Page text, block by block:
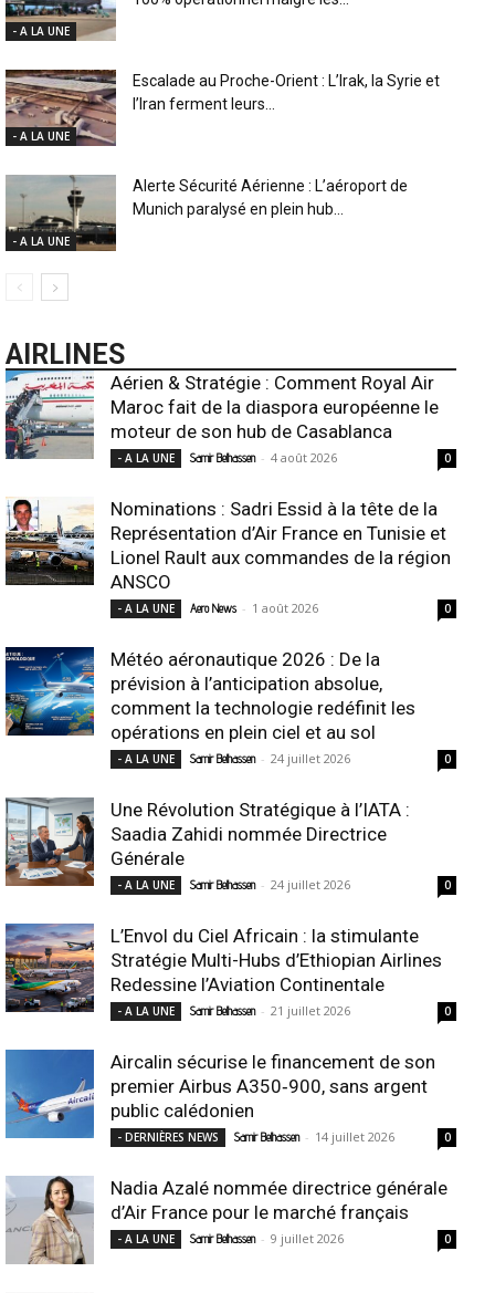
- A LA UNE
- A LA UNE
Escalade au Proche-Orient : L’Irak, la Syrie et
l’Iran ferment leurs...
- A LA UNE
Alerte Sécurité Aérienne : L’aéroport de
Munich paralysé en plein hub...
AIRLINES
Aérien & Stratégie : Comment Royal Air
Maroc fait de la diaspora européenne le
moteur de son hub de Casablanca
- A LA UNE Samir Belhassen - 4 août 2026 0
Nominations : Sadri Essid à la tête de la
Représentation d’Air France en Tunisie et
Lionel Rault aux commandes de la région
ANSCO
- A LA UNE Aero News - 1 août 2026 0
Météo aéronautique 2026 : De la
prévision à l’anticipation absolue,
comment la technologie redéfinit les
opérations en plein ciel et au sol
- A LA UNE Samir Belhassen - 24 juillet 2026 0
Une Révolution Stratégique à l’IATA :
Saadia Zahidi nommée Directrice
Générale
- A LA UNE Samir Belhassen - 24 juillet 2026 0
L’Envol du Ciel Africain : la stimulante
Stratégie Multi-Hubs d’Ethiopian Airlines
Redessine l’Aviation Continentale
- A LA UNE Samir Belhassen - 21 juillet 2026 0
Aircalin sécurise le financement de son
premier Airbus A350‑900, sans argent
public calédonien
- DERNIÈRES NEWS Samir Belhassen - 14 juillet 2026 0
Nadia Azalé nommée directrice générale
d’Air France pour le marché français
- A LA UNE Samir Belhassen - 9 juillet 2026 0